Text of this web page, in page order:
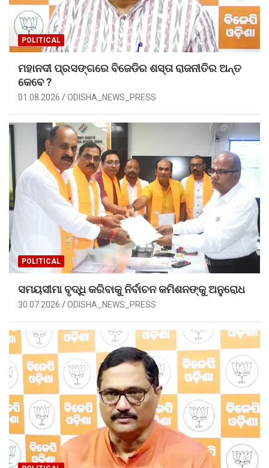
POLITICAL
ମହାନଦୀ ପ୍ରସଙ୍ଗରେ ବିଜେଡିର ଶସ୍ତା ରାଜନୀତିର ଅନ୍ତ
କେବେ ?
01.08.2026 ODISHA_NEWS_PRESS
POLITICAL
ସମୟସୀମା ବୃଦ୍ଧି କରିବାକୁ ନିର୍ବାଚନ କମିଶନଙ୍କୁ ଅନୁରୋଧ
30.07.2026 ODISHA_NEWS_PRESS